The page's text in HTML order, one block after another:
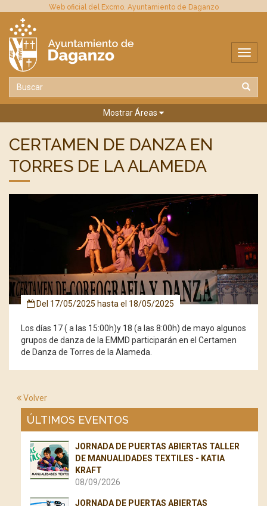
Web oficial del Excmo. Ayuntamiento de Daganzo
Mostrar Áreas
CERTAMEN DE DANZA EN
TORRES DE LA ALAMEDA
Del 17/05/2025 hasta el 18/05/2025
Los días 17 ( a las 15:00h)y 18 (a las 8:00h) de mayo algunos
grupos de danza de la EMMD participarán en el Certamen
de Danza de Torres de la Alameda.
Volver
ÚLTIMOS EVENTOS
JORNADA DE PUERTAS ABIERTAS TALLER
DE MANUALIDADES TEXTILES - KATIA
KRAFT
08/09/2026
JORNADA DE PUERTAS ABIERTAS